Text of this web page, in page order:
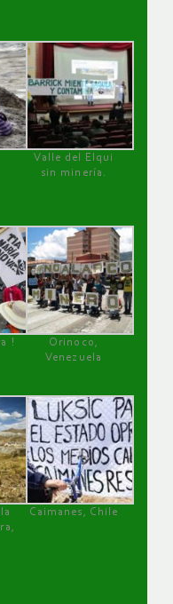
Valle del Elqui
sin minería.
!
Orinoco,
Venezuela
Caimanes, Chile